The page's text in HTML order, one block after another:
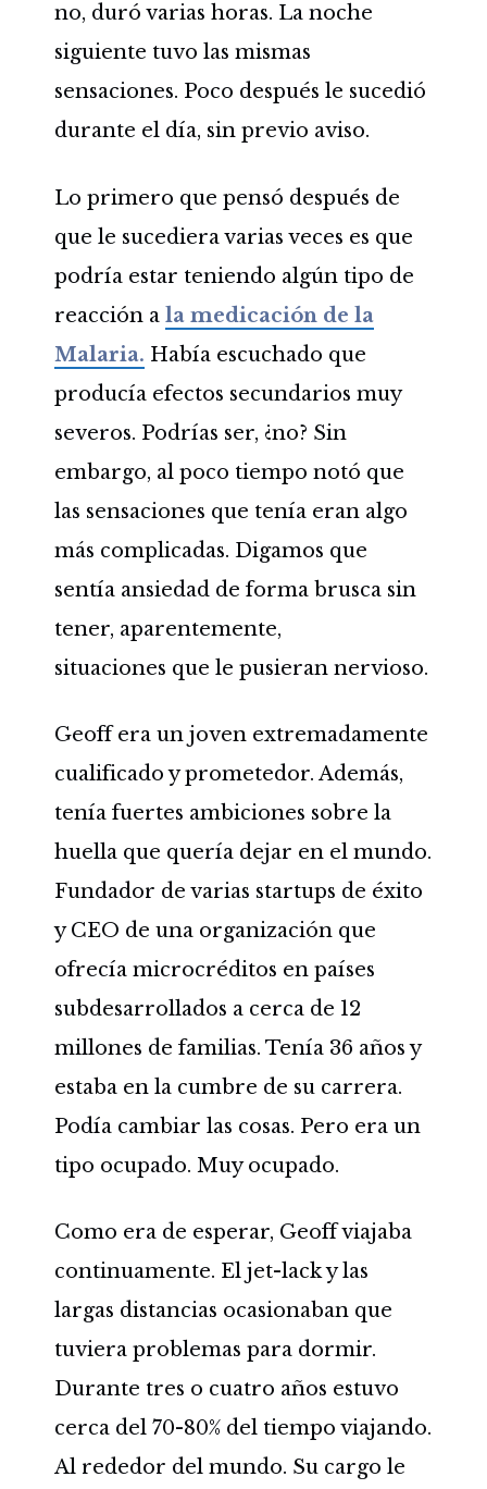
no, duró varias horas. La noche
siguiente tuvo las mismas
sensaciones. Poco después le sucedió
durante el día, sin previo aviso.
Lo primero que pensó después de
que le sucediera varias veces es que
podría estar teniendo algún tipo de
reacción a la medicación de la
Malaria. Había escuchado que
producía efectos secundarios muy
severos. Podrías ser, ¿no? Sin
embargo, al poco tiempo notó que
las sensaciones que tenía eran algo
más complicadas. Digamos que
sentía ansiedad de forma brusca sin
tener, aparentemente,
situaciones que le pusieran nervioso.
Geoff era un joven extremadamente
cualificado y prometedor. Además,
tenía fuertes ambiciones sobre la
huella que quería dejar en el mundo.
Fundador de varias startups de éxito
y CEO de una organización que
ofrecía microcréditos en países
subdesarrollados a cerca de 12
millones de familias. Tenía 36 años y
estaba en la cumbre de su carrera.
Podía cambiar las cosas. Pero era un
tipo ocupado. Muy ocupado.
Como era de esperar, Geoff viajaba
continuamente. El jet-lack y las
largas distancias ocasionaban que
tuviera problemas para dormir.
Durante tres o cuatro años estuvo
cerca del 70-80% del tiempo viajando.
Al rededor del mundo. Su cargo le